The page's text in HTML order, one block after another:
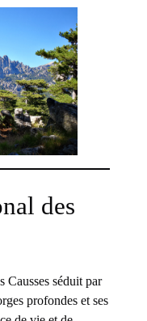
des
Causses séduit par
profondes et ses